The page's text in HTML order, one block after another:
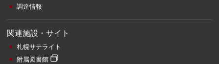
調達情報
関連施設・サイト
札幌サテライト
附属図書館